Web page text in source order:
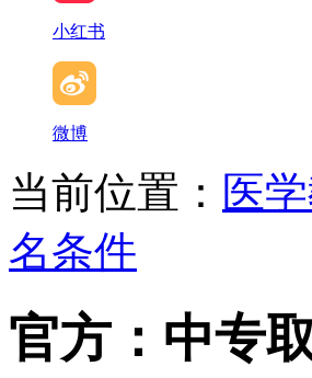
小红书
微博
当前位置： 医
名条件
官方：中专